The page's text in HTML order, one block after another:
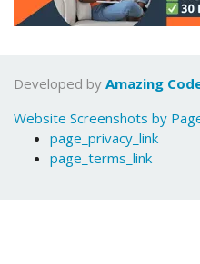
Developed by Amazing
Website Screenshots by
page_privacy_link
page_terms_link